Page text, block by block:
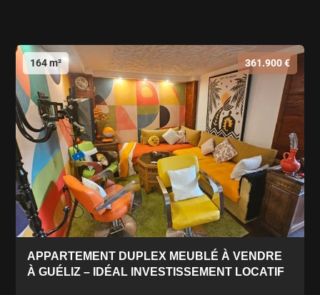
164 m² 361.900 €
APPARTEMENT DUPLEX MEUBLÉ À VENDRE
À GUÉLIZ – IDÉAL INVESTISSEMENT LOCATIF